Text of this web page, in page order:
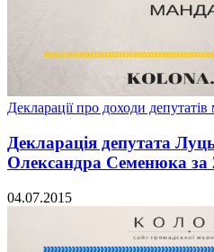
Декларації про доходи депутатів
Декларація депутата
Олександра Семенюка за
04.07.2015